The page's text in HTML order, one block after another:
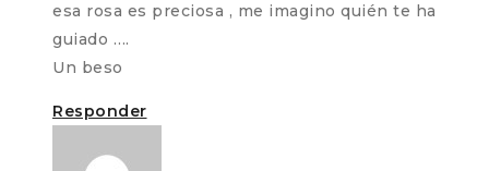
esa rosa es preciosa , me imagino quién te ha
guiado ….
Un beso
Responder